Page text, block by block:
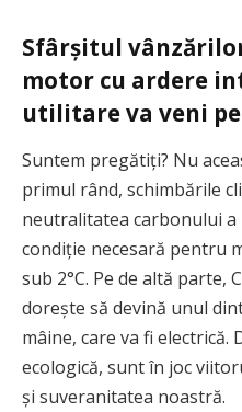
Sfârșitul
motor cu ardere
utilitare va veni
Suntem pregătiți? Nu
primul rând, schimbările
neutralitatea carbonului
condiție necesară pentru
sub 2°C. Pe de altă parte,
dorește să devină unul
mâine, care va fi electrică.
ecologică, sunt în joc
și suveranitatea noastră.